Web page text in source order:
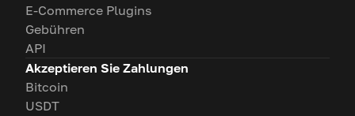
E-Commerce Plugins
Gebühren
API
Akzeptieren Sie Zahlungen
Bitcoin
USDT